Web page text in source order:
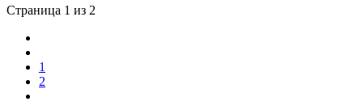
Страница 1 из 2
1
2